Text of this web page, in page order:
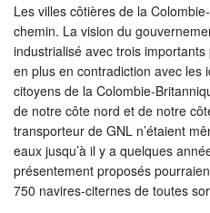
Les villes côtières de la
chemin. La vision du
industrialisé avec trois
en plus en contradiction avec les
citoyens de la Colombie-
de notre côte nord et de notre
transporteur de GNL n’étaient
eaux jusqu’à il y a quelques
présentement proposés
750 navires-citernes de toutes